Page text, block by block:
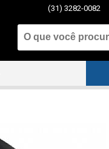
(31) 3282-0082